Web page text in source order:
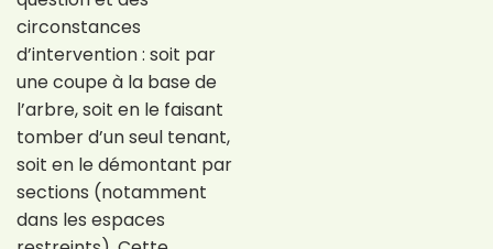
circonstances
d’intervention : soit par
une coupe à la base de
l’arbre, soit en le faisant
tomber d’un seul tenant,
soit en le démontant par
sections (notamment
dans les espaces